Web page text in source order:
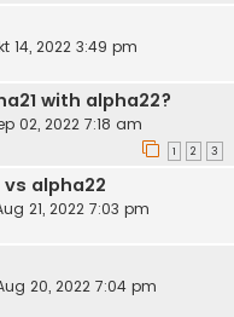
14, 2022 3:49 pm
with alpha22?
02, 2022 7:18 am
1 2 3
alpha22
21, 2022 7:03 pm
20, 2022 7:04 pm